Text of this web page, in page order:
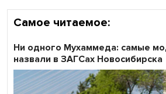
Самое читаемое:
Ни одного Мухаммеда: самые
назвали в ЗАГСах Новосибирска